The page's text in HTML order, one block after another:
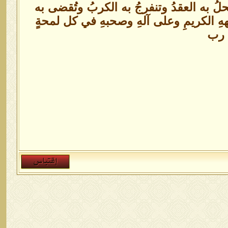
به العقدُ وتنفرجُ به الكربُ وتُقضى به
الكريمِ وعلى آلهِ وصحبهِ في كل لمحةٍ
رب